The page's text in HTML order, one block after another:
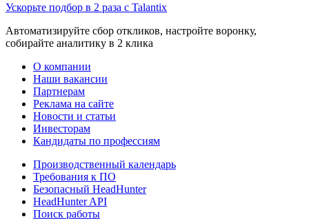
Ускорьте подбор в 2 раза с Talantix
Автоматизируйте сбор откликов, настройте воронку,
собирайте аналитику в 2 клика
О компании
Наши вакансии
Партнерам
Реклама на сайте
Новости и статьи
Инвесторам
Кандидаты по профессиям
Производственный календарь
Требования к ПО
Безопасный HeadHunter
HeadHunter API
Поиск работы